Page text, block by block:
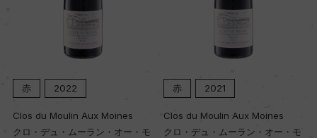
Aux Moines
ムーラン・オー・モ
Clos du Moulin Aux Moines
クロ・デュ・ムーラン・オー・モ
Clos du
クロ・デュ・